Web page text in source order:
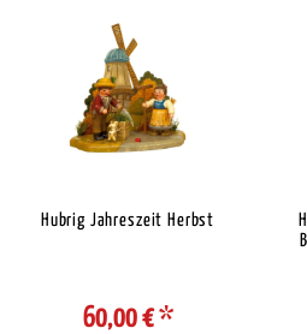
Hubrig Jahreszeit Herbst
60,00 €*